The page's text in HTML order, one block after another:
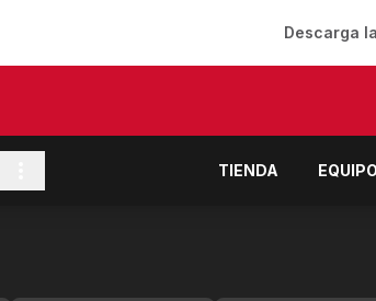
Descarga
TIENDA